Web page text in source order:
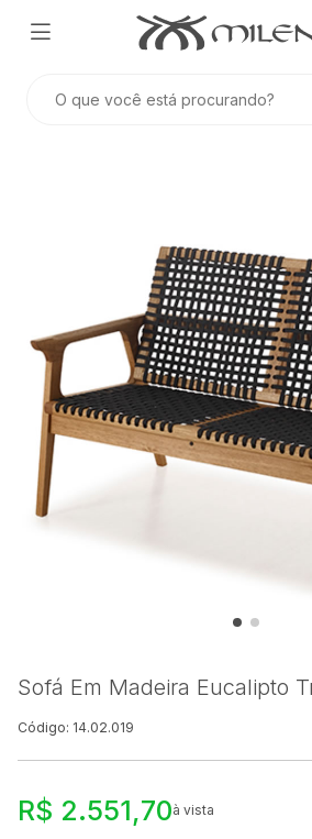
Sofá Em Madeira Eucalipto
Código: 14.02.019
R$ 2.551,70à vista